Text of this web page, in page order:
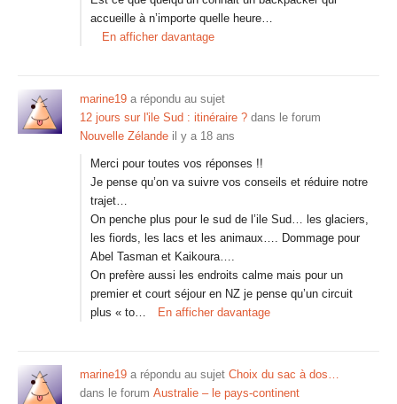
accueille à n’importe quelle heure…
En afficher davantage
marine19 a répondu au sujet
12 jours sur l'ile Sud : itinéraire ? dans le forum
Nouvelle Zélande il y a 18 ans
Merci pour toutes vos réponses !!
Je pense qu’on va suivre vos conseils et réduire notre
trajet…
On penche plus pour le sud de l’ile Sud… les glaciers,
les fiords, les lacs et les animaux…. Dommage pour
Abel Tasman et Kaikoura….
On prefère aussi les endroits calme mais pour un
premier et court séjour en NZ je pense qu’un circuit
plus « to…
En afficher davantage
marine19 a répondu au sujet Choix du sac à dos…
dans le forum Australie – le pays-continent